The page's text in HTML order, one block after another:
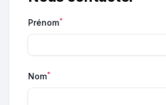
Prénom*
Nom*